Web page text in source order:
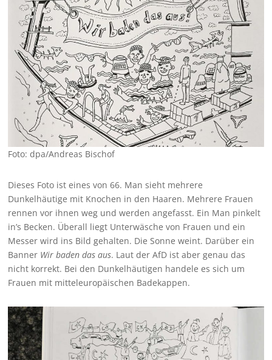
Foto: dpa/Andreas Bischof
Dieses Foto ist eines von 66. Man sieht mehrere
Dunkelhäutige mit Knochen in den Haaren. Mehrere Frauen
rennen vor ihnen weg und werden angefasst. Ein Man pinkelt
in’s Becken. Überall liegt Unterwäsche von Frauen und ein
Messer wird ins Bild gehalten. Die Sonne weint. Darüber ein
Banner Wir baden das aus. Laut der AfD ist aber genau das
nicht korrekt. Bei den Dunkelhäutigen handele es sich um
Frauen mit mitteleuropäischen Badekappen.